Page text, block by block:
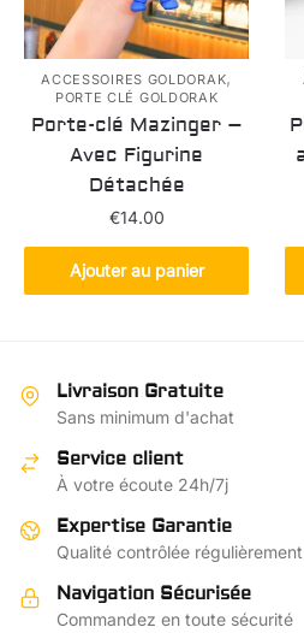
ACCESSOIRES GOLDORAK,
PORTE CLÉ GOLDORAK
Porte-clé Mazinger –
Avec Figurine
Détachée
€14.00
Ajouter au panier
Livraison Gratuite
Sans minimum d'achat
Service client
À votre écoute 24h/7j
Expertise Garantie
Qualité contrôlée régulièrement
Navigation Sécurisée
Commandez en toute sécurité